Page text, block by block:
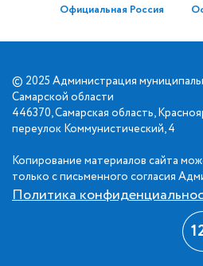
Официальная Россия
© 2025 Администрация
Самарской области
446370, Самарская область,
переулок Коммунистический, 4
Копирование материалов сайта
только с письменного согласия
Политика